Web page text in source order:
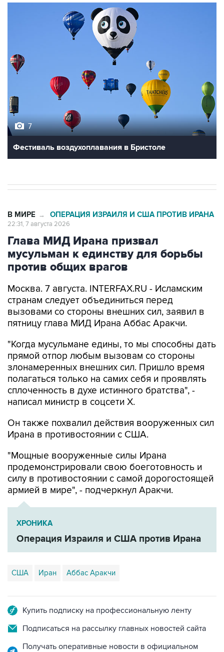
7
Фестиваль воздухоплавания в Бристоле
В МИРЕ → ОПЕРАЦИЯ ИЗРАИЛЯ И США ПРОТИВ ИРАНА
22:31, 7 августа 2026
Глава МИД Ирана призвал
мусульман к единству для борьбы
против общих врагов
Москва. 7 августа. INTERFAX.RU - Исламским
странам следует объединиться перед
вызовами со стороны внешних сил, заявил в
пятницу глава МИД Ирана Аббас Аракчи.
"Когда мусульмане едины, то мы способны дать
прямой отпор любым вызовам со стороны
злонамеренных внешних сил. Пришло время
полагаться только на самих себя и проявлять
сплоченность в духе истинного братства", -
написал министр в соцсети Х.
Он также похвалил действия вооруженных сил
Ирана в противостоянии с США.
"Мощные вооруженные силы Ирана
продемонстрировали свою боеготовность и
силу в противостоянии с самой дорогостоящей
армией в мире", - подчеркнул Аракчи.
ХРОНИКА
Операция Израиля и США против Ирана
США Иран Аббас Аракчи
Купить подписку на профессиональную ленту
Подписаться на рассылку главных новостей сайта
Получать оперативные новости в официальном